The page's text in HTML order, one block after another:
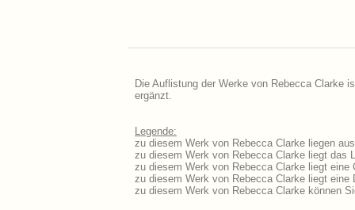
Die Auflistung der Werke von Rebecca Clarke
ergänzt.
Legende:
zu diesem Werk von Rebecca Clarke liegen
zu diesem Werk von Rebecca Clarke liegt das
zu diesem Werk von Rebecca Clarke liegt eine
zu diesem Werk von Rebecca Clarke liegt eine
zu diesem Werk von Rebecca Clarke können